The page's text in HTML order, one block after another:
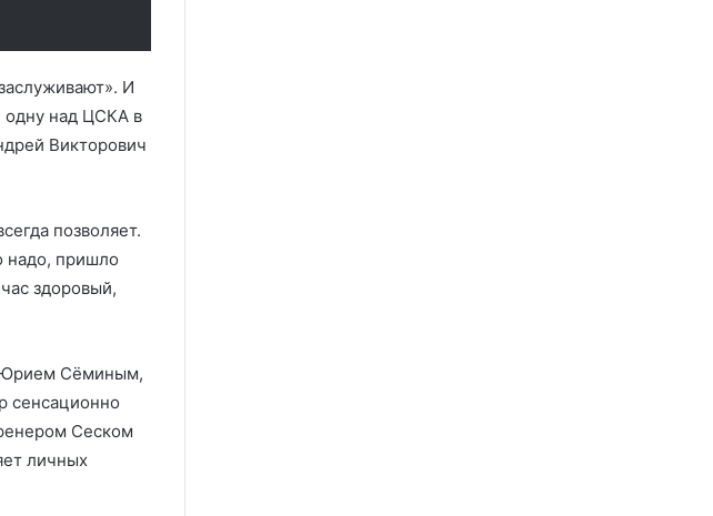
И
одну над ЦСКА в
Викторович
позволяет.
надо, пришло
здоровый,
Юрием Сёминым,
сенсационно
Сеском
личных